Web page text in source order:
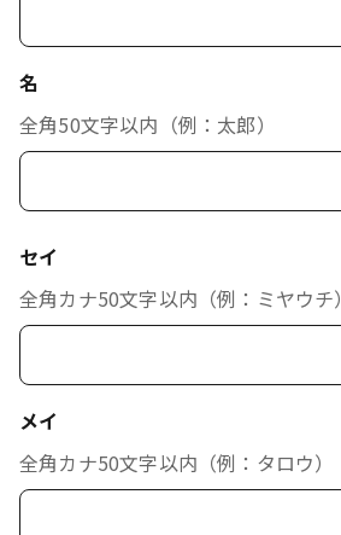
名
全角50文字以内（例：太郎）
セイ
全角カナ50文字以内（例：ミヤウチ）
メイ
全角カナ50文字以内（例：タロウ）